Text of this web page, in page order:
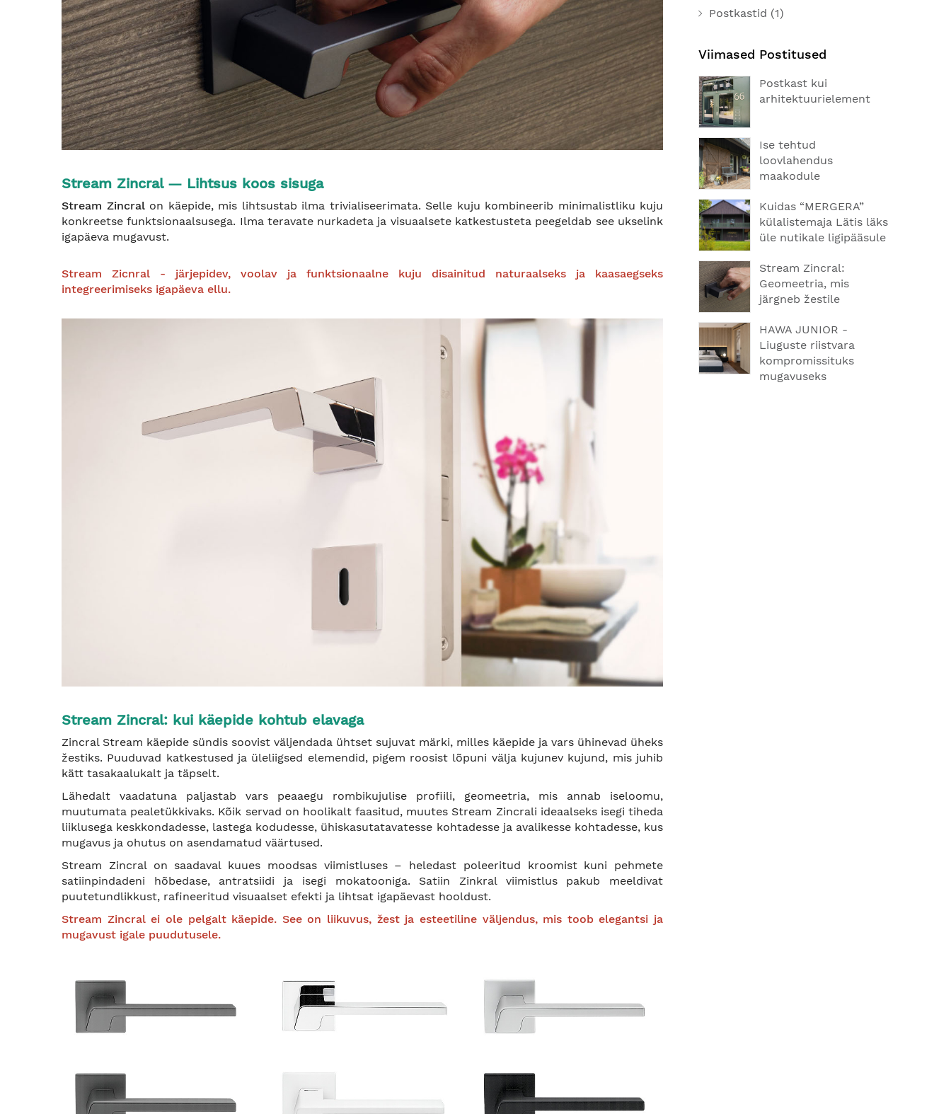
Stream Zincral — Lihtsus koos sisuga
Stream Zincral on käepide, mis lihtsustab ilma trivialiseerimata. Selle kuju kombineerib minimalistliku kuju
konkreetse funktsionaalsusega. Ilma teravate nurkadeta ja visuaalsete katkestusteta peegeldab see ukselink
igapäeva mugavust.
Stream Zicnral - järjepidev, voolav ja funktsionaalne kuju disainitud naturaalseks ja kaasaegseks
integreerimiseks igapäeva ellu.
Stream Zincral: kui käepide kohtub elavaga
Zincral Stream käepide sündis soovist väljendada ühtset sujuvat märki, milles käepide ja vars ühinevad üheks
žestiks. Puuduvad katkestused ja üleliigsed elemendid, pigem roosist lõpuni välja kujunev kujund, mis juhib
kätt tasakaalukalt ja täpselt.
Lähedalt vaadatuna paljastab vars peaaegu rombikujulise profiili, geomeetria, mis annab iseloomu,
muutumata pealetükkivaks. Kõik servad on hoolikalt faasitud, muutes Stream Zincrali ideaalseks isegi tiheda
liiklusega keskkondadesse, lastega kodudesse, ühiskasutatavatesse kohtadesse ja avalikesse kohtadesse, kus
mugavus ja ohutus on asendamatud väärtused.
Stream Zincral on saadaval kuues moodsas viimistluses – heledast poleeritud kroomist kuni pehmete
satiinpindadeni hõbedase, antratsiidi ja isegi mokatooniga. Satiin Zinkral viimistlus pakub meeldivat
puutetundlikkust, rafineeritud visuaalset efekti ja lihtsat igapäevast hooldust.
Stream Zincral ei ole pelgalt käepide. See on liikuvus, žest ja esteetiline väljendus, mis toob elegantsi ja
mugavust igale puudutusele.
Postkastid (1)
Viimased Postitused
Postkast kui
arhitektuurielement
Ise tehtud
loovlahendus
maakodule
Kuidas “MERGERA”
külalistemaja Lätis läks
üle nutikale ligipääsule
Stream Zincral:
Geomeetria, mis
järgneb žestile
HAWA JUNIOR -
Liuguste riistvara
kompromissituks
mugavuseks